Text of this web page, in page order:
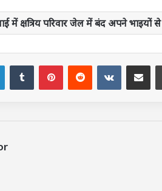
में क्षत्रिय परिवार जेल में बंद अपने
LinkedInTumblrPinterestReddit Share